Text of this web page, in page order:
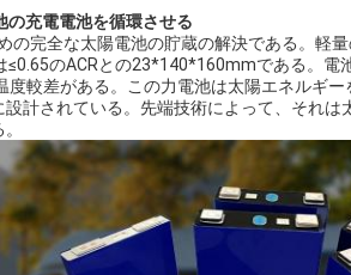
充電電池を循環させる
の完全な太陽電池の貯蔵の解決である。軽
≤0.65のACRとの23*140*160mmである。
較差がある。この力電池は太陽エネルギー
計されている。先端技術によって、それは